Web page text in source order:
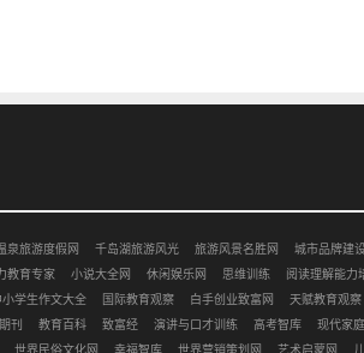
泉旅游度假网 千岛湖旅游风光 旅游风景名胜网 城市品牌建
教育专家 小说大全网 休闲娱乐网 思维训练 阅读理解能力
小学生作文大全 国际教育观察 白手创业致富网 天赋教育观察
刊 教育百科 致富经 演讲与口才训练 高考智库 现代家
世界民俗文化网 幸福智库 世界营销策划网 艺术启蒙网